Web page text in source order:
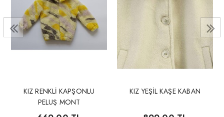
KIZ RENKLİ KAPŞONLU
PELUŞ MONT
KIZ YEŞİL KAŞE KABAN